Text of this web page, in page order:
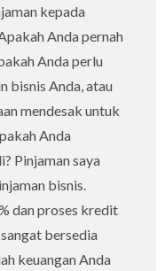
kepada
Anda pernah
Anda perlu
bisnis Anda, atau
mendesak untuk
Anda
Pinjaman saya
bisnis.
dan proses kredit
bersedia
keuangan Anda